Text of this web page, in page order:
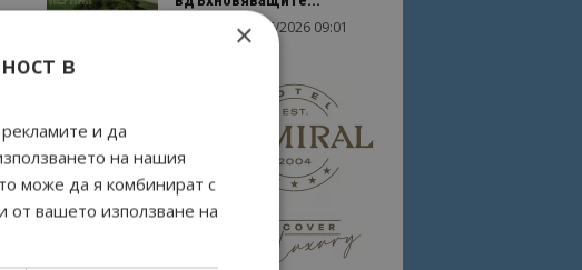
17/06/2026 09:01
×
в
и да
на нашия
може да я комбинират с
от вашето използване на